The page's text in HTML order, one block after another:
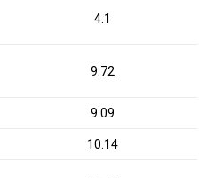
4.1
9.72
9.09
10.14